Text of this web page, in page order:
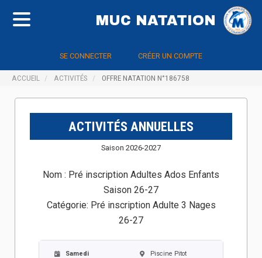
MUC NATATION
SE CONNECTER CRÉER UN COMPTE
ACCUEIL ACTIVITÉS OFFRE NATATION N°186758
ACTIVITÉS ANNUELLES
Saison 2026-2027
Nom : Pré inscription Adultes Ados Enfants
Saison 26-27
Catégorie: Pré inscription Adulte 3 Nages
26-27
Samedi Piscine Pitot